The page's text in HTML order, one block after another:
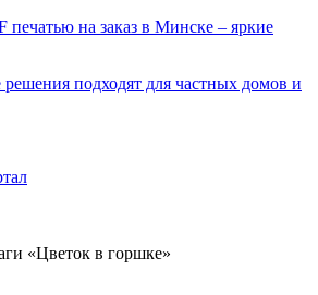
печатью на заказ в Минске – яркие
подходят для частных домов и
«Цветок в горшке»